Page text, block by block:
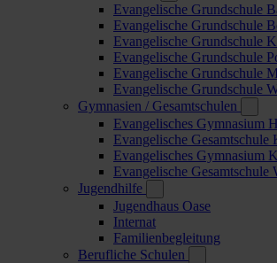
Evangelische Grundschule
Evangelische Grundschule
Evangelische Grundschule
Evangelische Grundschule
Evangelische Grundschule
Evangelische Grundschule
Gymnasien / Gesamtschulen
Evangelisches Gymnasium
Evangelische Gesamtschule
Evangelisches Gymnasium
Evangelische Gesamtschule
Jugendhilfe
Jugendhaus Oase
Internat
Familienbegleitung
Berufliche Schulen